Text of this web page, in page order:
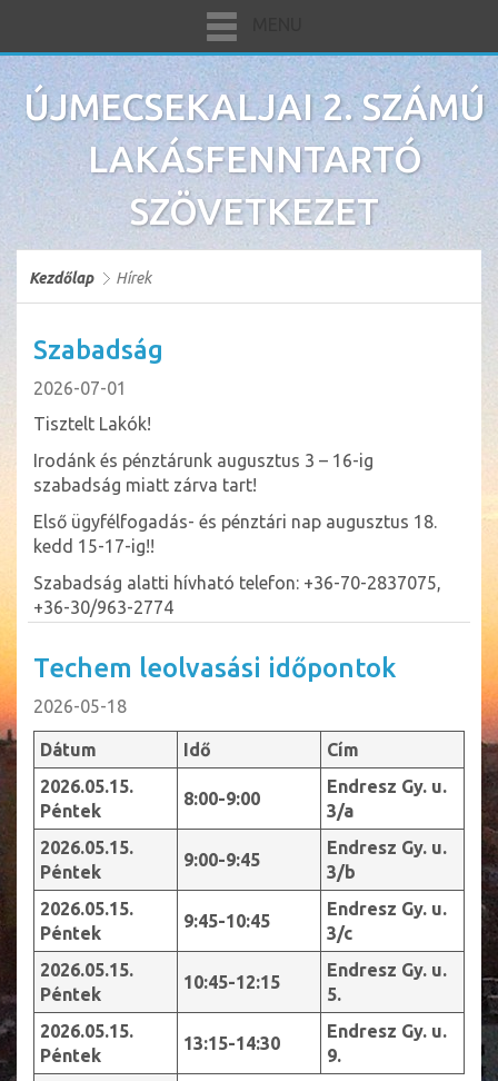
ÚJMECSEKALJAI 2. SZÁMÚ
LAKÁSFENNTARTÓ
SZÖVETKEZET
Kezdőlap Hírek
Szabadság
2026-07-01
Tisztelt Lakók!
Irodánk és pénztárunk augusztus 3 – 16-ig
szabadság miatt zárva tart!
Első ügyfélfogadás- és pénztári nap augusztus 18.
kedd 15-17-ig!!
Szabadság alatti hívható telefon: +36-70-2837075,
+36-30/963-2774
Techem leolvasási időpontok
2026-05-18
Dátum Idő
Cím
2026.05.15.
Péntek
8:00-9:00
Endresz Gy. u.
3/a
2026.05.15.
Péntek
9:00-9:45
Endresz Gy. u.
3/b
2026.05.15.
Péntek
9:45-10:45
Endresz Gy. u.
3/c
2026.05.15.
Péntek
10:45-12:15
Endresz Gy. u.
5.
2026.05.15.
Péntek
13:15-14:30
Endresz Gy. u.
9.